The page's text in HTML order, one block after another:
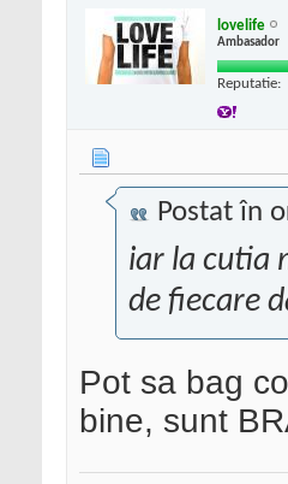
lovelife
Ambasador
Reputatie:
Postat în
iar la cutia
de fiecare
Pot sa bag
bine, sunt